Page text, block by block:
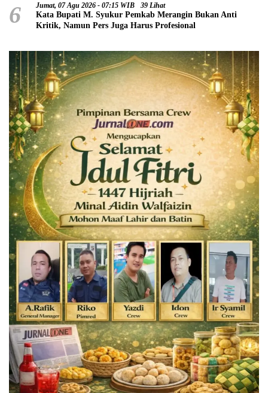
6 Jumat, 07 Agu 2026 - 07:15 WIB 39 Lihat
Kata Bupati M. Syukur Pemkab Merangin Bukan Anti
Kritik, Namun Pers Juga Harus Profesional